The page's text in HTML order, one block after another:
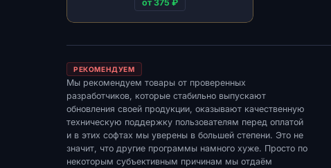
от 375 ₽
РЕКОМЕНДУЕМ
Мы рекомендуем товары от проверенных
разработчиков, которые стабильно выпускают
обновления своей продукции, оказывают качественную
техническую поддержку пользователям перед оплатой
и в этих софтах мы уверены в большей степени. Это не
значит, что другие программы намного хуже. Просто по
некоторым субъективным причинам мы отдаём